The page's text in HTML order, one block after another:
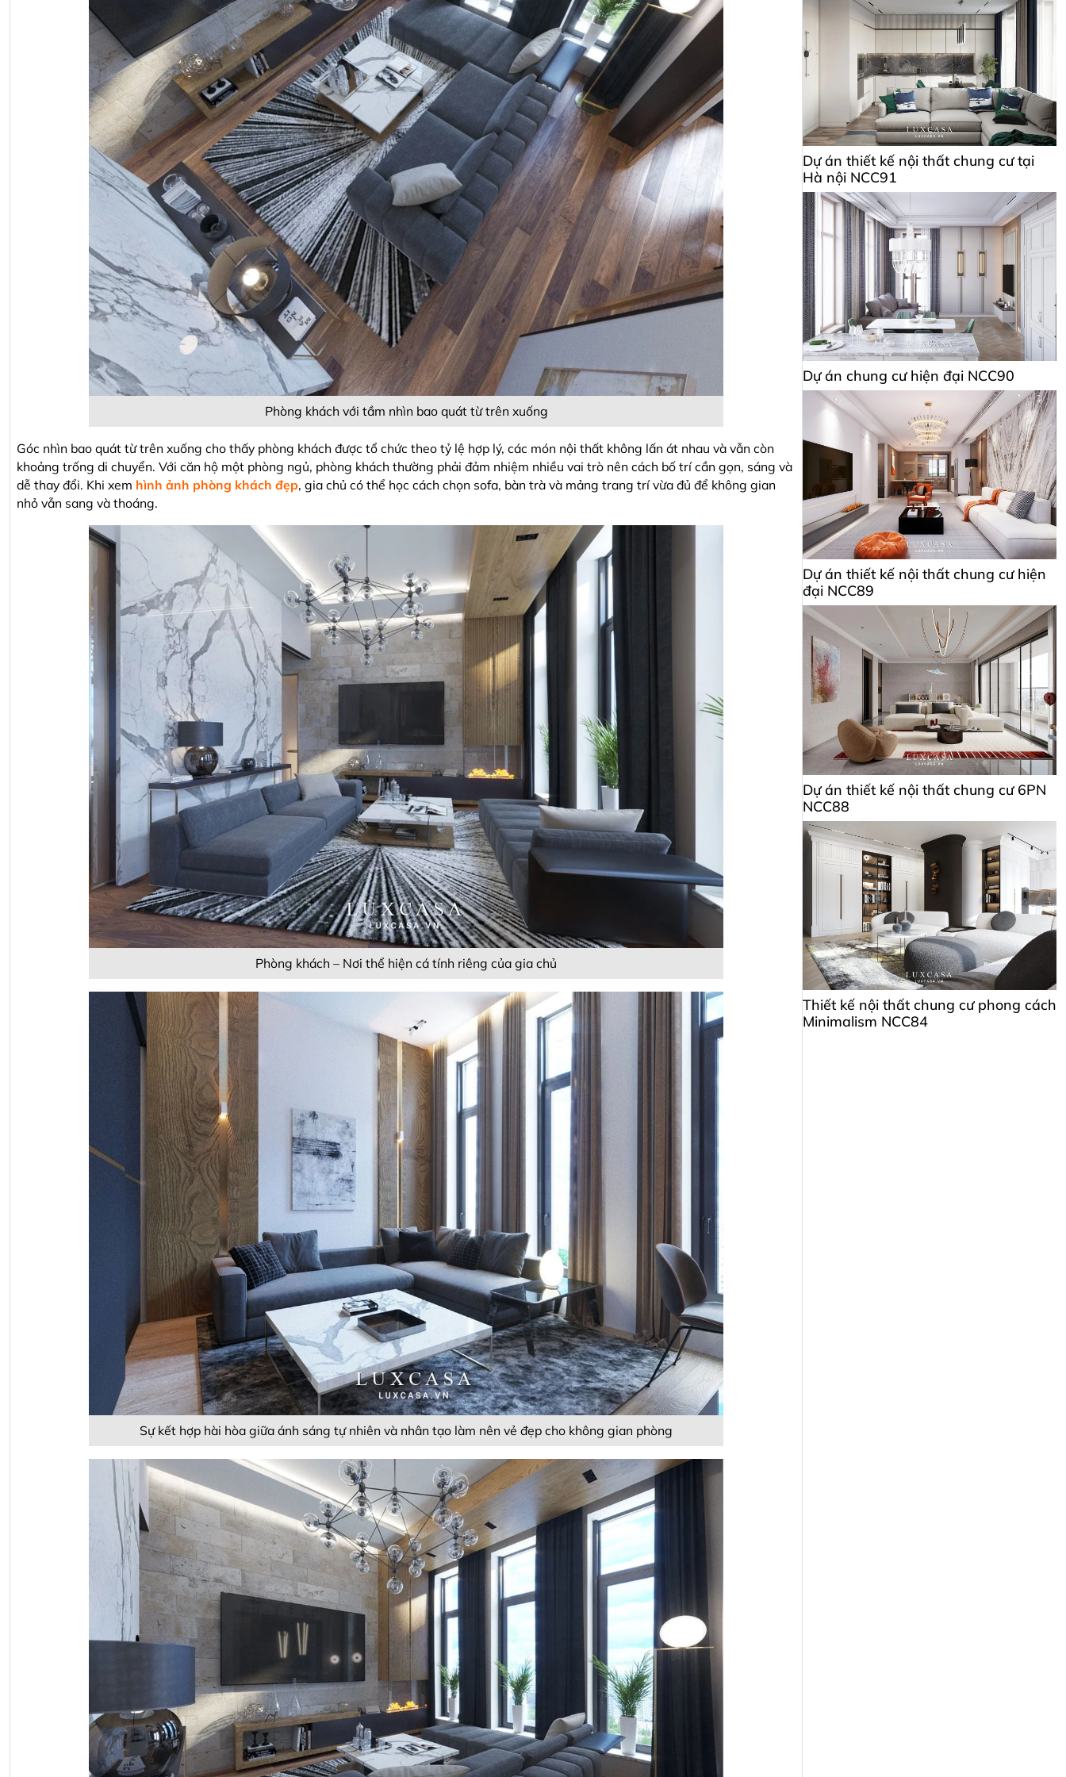
Phòng khách với tầm nhìn bao quát từ trên xuống
Góc nhìn bao quát từ trên xuống cho thấy phòng khách được tổ chức theo tỷ lệ hợp lý, các món nội thất không lấn át nhau và vẫn còn
khoảng trống di chuyển. Với căn hộ một phòng ngủ, phòng khách thường phải đảm nhiệm nhiều vai trò nên cách bố trí cần gọn, sáng và
dễ thay đổi. Khi xem hình ảnh phòng khách đẹp, gia chủ có thể học cách chọn sofa, bàn trà và mảng trang trí vừa đủ để không gian
nhỏ vẫn sang và thoáng.
Phòng khách – Nơi thể hiện cá tính riêng của gia chủ
Sự kết hợp hài hòa giữa ánh sáng tự nhiên và nhân tạo làm nên vẻ đẹp cho không gian phòng
Dự án thiết kế nội thất chung cư tại
Hà nội NCC91
Dự án chung cư hiện đại NCC90
Dự án thiết kế nội thất chung cư hiện
đại NCC89
Dự án thiết kế nội thất chung cư 6PN
NCC88
Thiết kế nội thất chung cư phong cách
Minimalism NCC84